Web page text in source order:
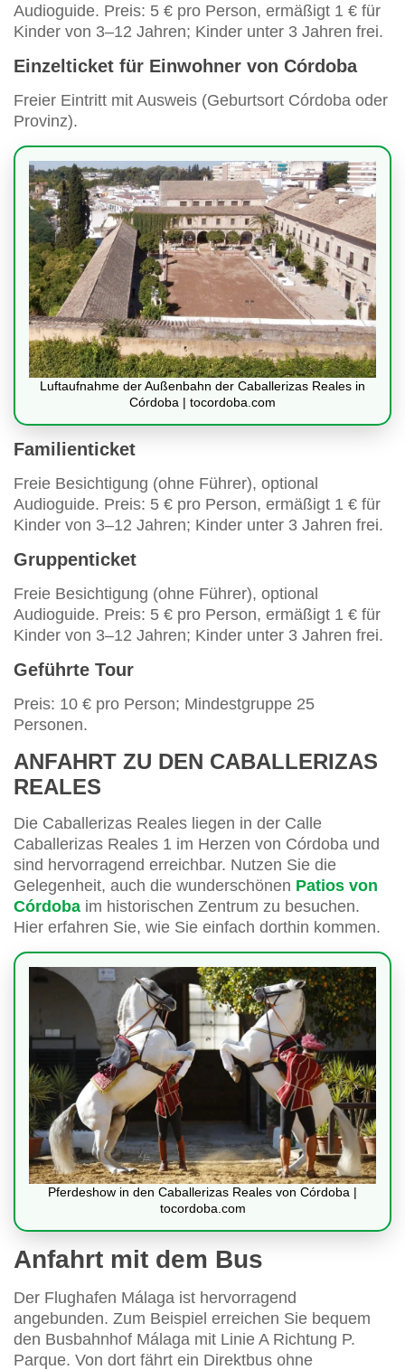
Audioguide. Preis: 5 € pro Person, ermäßigt 1 € für
Kinder von 3–12 Jahren; Kinder unter 3 Jahren frei.
Einzelticket für Einwohner von Córdoba
Freier Eintritt mit Ausweis (Geburtsort Córdoba oder
Provinz).
Luftaufnahme der Außenbahn der Caballerizas Reales in
Córdoba | tocordoba.com
Familienticket
Freie Besichtigung (ohne Führer), optional
Audioguide. Preis: 5 € pro Person, ermäßigt 1 € für
Kinder von 3–12 Jahren; Kinder unter 3 Jahren frei.
Gruppenticket
Freie Besichtigung (ohne Führer), optional
Audioguide. Preis: 5 € pro Person, ermäßigt 1 € für
Kinder von 3–12 Jahren; Kinder unter 3 Jahren frei.
Geführte Tour
Preis: 10 € pro Person; Mindestgruppe 25
Personen.
ANFAHRT ZU DEN CABALLERIZAS
REALES
Die Caballerizas Reales liegen in der Calle
Caballerizas Reales 1 im Herzen von Córdoba und
sind hervorragend erreichbar. Nutzen Sie die
Gelegenheit, auch die wunderschönen Patios von
Córdoba im historischen Zentrum zu besuchen.
Hier erfahren Sie, wie Sie einfach dorthin kommen.
Pferdeshow in den Caballerizas Reales von Córdoba |
tocordoba.com
Anfahrt mit dem Bus
Der Flughafen Málaga ist hervorragend
angebunden. Zum Beispiel erreichen Sie bequem
den Busbahnhof Málaga mit Linie A Richtung P.
Parque. Von dort fährt ein Direktbus ohne